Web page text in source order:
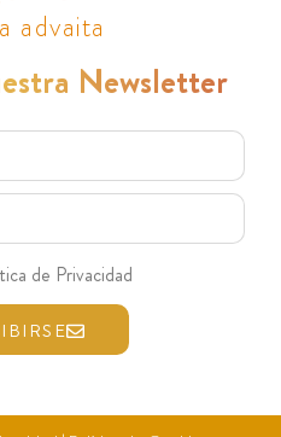
advaita
Newsletter
de Privacidad